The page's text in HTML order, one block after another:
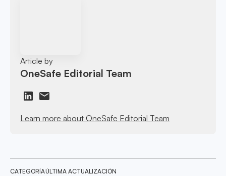
Article by
OneSafe Editorial Team
Learn more about OneSafe Editorial Team
CATEGORÍAÚLTIMA ACTUALIZACIÓN